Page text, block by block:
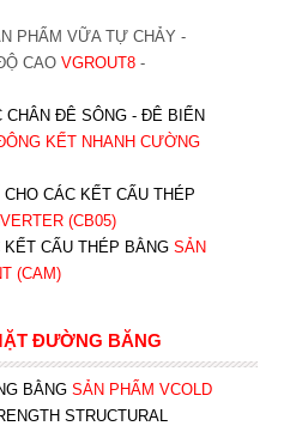
PHẨM VỮA TỰ CHẢY -
CAO VGROUT8-
CHÂN ĐÊ SÔNG - ĐÊ BIỂN
KẾT NHANH CƯỜNG
CÁC KẾT CẤU THÉP
(CB05)
KẾT CẤU THÉP BẰNG SẢN
(CAM)
ĐƯỜNG BĂNG
BẰNG SẢN PHẨM VCOLD
STRUCTURAL